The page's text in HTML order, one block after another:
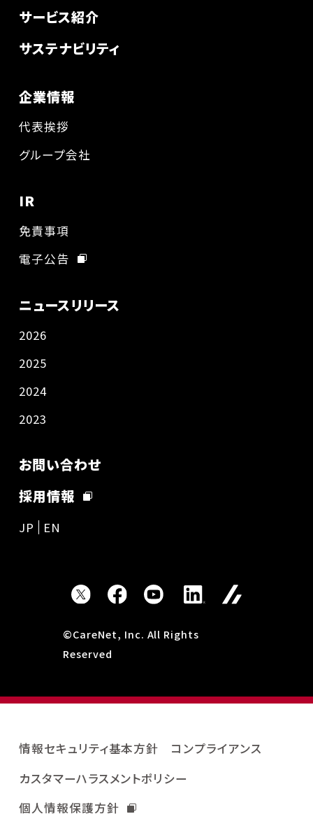
サービス紹介
サステナビリティ
企業情報
代表挨拶
グループ会社
IR
免責事項
電子公告
ニュースリリース
2026
2025
2024
2023
お問い合わせ
採用情報
JP EN
©CareNet, Inc. All Rights
Reserved
情報セキュリティ基本方針
コンプライアンス
カスタマーハラスメントポリシー
個人情報保護方針